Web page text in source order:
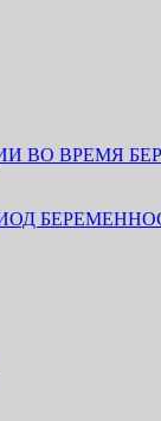
ВО ВРЕМЯ